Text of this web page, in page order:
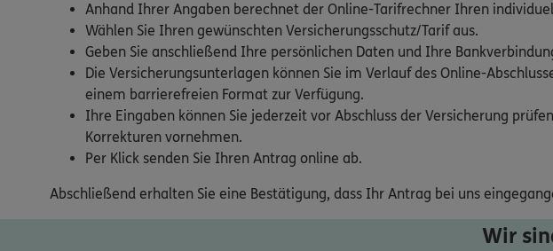
Anhand Ihrer Angaben berechnet der Online-Tarifrechner Ihren
Wählen Sie Ihren gewünschten Versicherungsschutz/Tarif aus.
Geben Sie anschließend Ihre persönlichen Daten und Ihre
Die Versicherungsunterlagen können Sie im Verlauf des Online-
einem barrierefreien Format zur Verfügung.
Ihre Eingaben können Sie jederzeit vor Abschluss der Versicherung
Korrekturen vornehmen.
Per Klick senden Sie Ihren Antrag online ab.
Abschließend erhalten Sie eine Bestätigung, dass Ihr Antrag bei uns
Wir